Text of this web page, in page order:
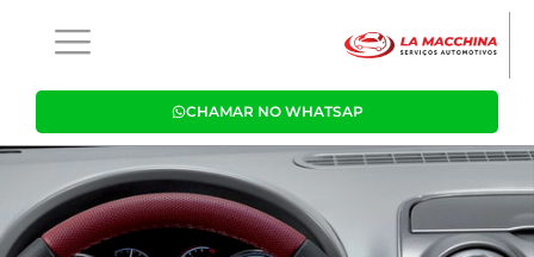
CHAMAR NO WHATSAP